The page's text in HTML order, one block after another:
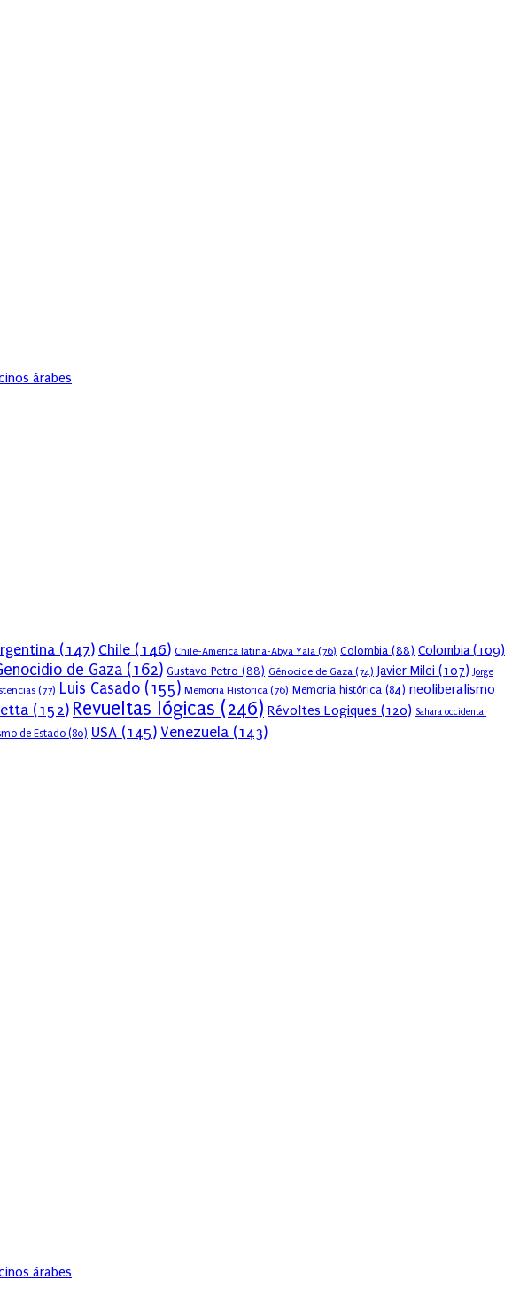
árabes
(147) Chile (146) Chile-America latina-Abya Yala (76) Colombia (88) Colombia(109)
de Gaza (162) Gustavo Petro (88) Génocide de Gaza (74) Javier Milei (107) Jorge
(77) Luis Casado (155) Memoria Historica (76) Memoria histórica (84) neoliberalismo
(152) Revueltas lógicas (246) Révoltes Logiques (120) Sahara occidental
de Estado (80) USA (145) Venezuela (143)
árabes